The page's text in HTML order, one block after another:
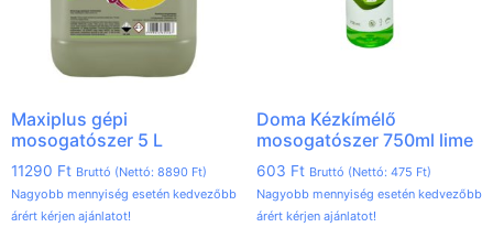
Maxiplus gépi
mosogatószer 5 L
11290 Ft Bruttó (Nettó: 8890 Ft)
Nagyobb mennyiség esetén kedvezőbb
árért kérjen ajánlatot!
Doma Kézkímélő
mosogatószer 750ml lime
603 Ft Bruttó (Nettó: 475 Ft)
Nagyobb mennyiség esetén kedvezőbb
árért kérjen ajánlatot!